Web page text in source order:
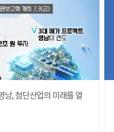
남, 첨단산업의 미래를 열